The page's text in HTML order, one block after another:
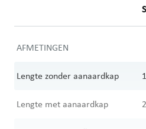
AFMETINGEN
Lengte zonder aanaardkap
Lengte met aanaardkap